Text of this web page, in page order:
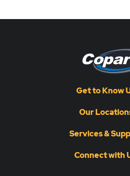
Get to Know
Our
Services &
Connect with